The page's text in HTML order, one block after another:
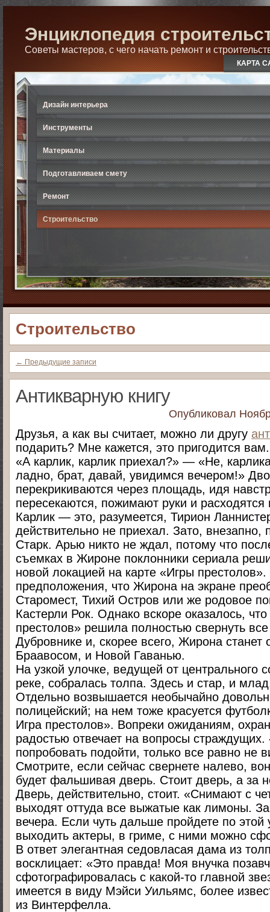
Энциклопедия
Советы мастеров, с чего начать ремонт и
КАРТА
Дизайн интерьера
Инструменты
Материалы
Подготавливаем смету
Ремонт
Строительство
Строительство
← Предыдущие записи
Антикварную книгу
Опубликовал
Друзья, а как вы считает, можно ли другу
подарить? Мне кажется, это пригодится вам.
«А карлик, карлик приехал?» — «Не,
ладно, брат, давай, увидимся вечером!»
перекрикиваются через площадь, идя
пересекаются, пожимают руки и
Карлик — это, разумеется, Тирион
действительно не приехал. Зато, внезапно,
Старк. Арью никто не ждал, потому что
съемках в Жироне поклонники сериала
новой локацией на карте «Игры
предположения, что Жирона на экране
Старомест, Тихий Остров или же родовое
Кастерли Рок. Однако вскоре оказалось,
престолов» решила полностью свернуть
Дубровнике и, скорее всего, Жирона станет
Браавосом, и Новой Гаванью.
На узкой улочке, ведущей от центрального
реке, собралась толпа. Здесь и стар, и
Отдельно возвышается необычайно
полицейский; на нем тоже красуется
Игра престолов». Вопреки ожиданиям,
радостью отвечает на вопросы
попробовать подойти, только все равно не
Смотрите, если сейчас свернете налево,
будет фальшивая дверь. Стоит дверь, а за
Дверь, действительно, стоит. «Снимают с
выходят оттуда все выжатые как лимоны.
вечера. Если чуть дальше пройдете по
выходить актеры, в гриме, с ними можно
В ответ элегантная седовласая дама из
восклицает: «Это правда! Моя внучка
сфотографировалась с какой-то главной
имеется в виду Мэйси Уильямс, более
из Винтерфелла.